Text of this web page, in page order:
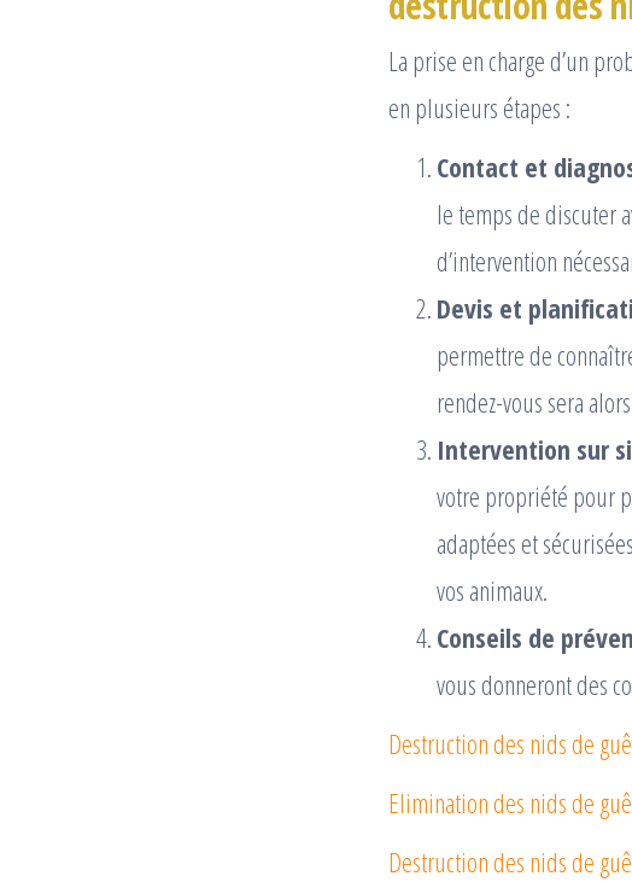
La prise en charge d’un
en plusieurs étapes :
Contact et
le temps de discuter
d’intervention
Devis et
permettre de
rendez-vous sera
Intervention sur
votre propriété pour
adaptées et
vos animaux.
Conseils de
vous donneront des
Destruction des nids de
Elimination des nids de
Destruction des nids de